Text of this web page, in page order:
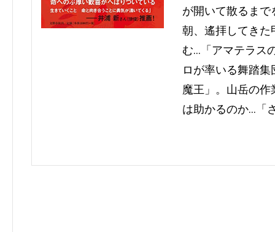
が開いて散るま
朝、遙拝してきた
む…「アマテラス
ロが率いる舞踏
魔王」。山岳の
は助かるのか…「